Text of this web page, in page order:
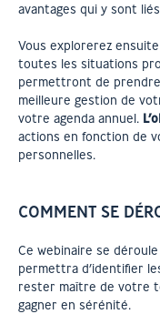
avantages qui y sont
Vous explorerez
toutes les situations
permettront de
meilleure gestion de
votre agenda annuel.
actions en fonction de
personnelles.
COMMENT SE
Ce webinaire se
permettra d’identifier
rester maître de votre
gagner en sérénité.